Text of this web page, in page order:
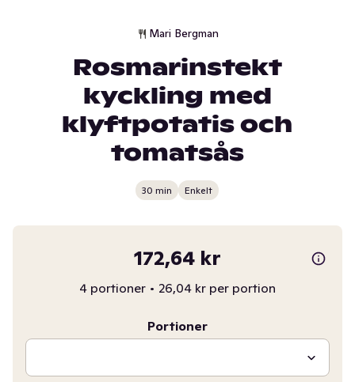
Mari Bergman
Rosmarinstekt
kyckling med
klyftpotatis och
tomatsås
30 min Enkelt
172,64 kr
4 portioner • 26,04 kr per portion
Portioner